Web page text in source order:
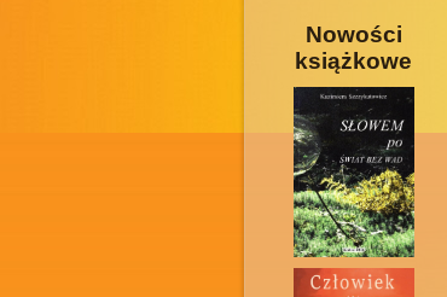
Nowości
książkowe